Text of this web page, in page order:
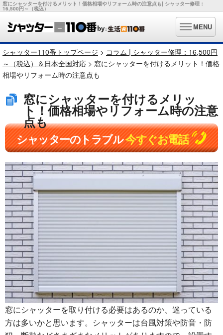
窓にシャッターを付けるメリット！価格相場やリフォーム時の注意点も| シャッター修理：
16,500円～（税込）
MENU
シャッター110番トップページ > コラム | シャッター修理：16,500円
～（税込）＆日本全国対応 > 窓にシャッターを付けるメリット！価格
相場やリフォーム時の注意点も
窓にシャッターを付けるメリッ
ト！価格相場やリフォーム時の注意
点も
シャッターのトラブル今すぐお電話
窓にシャッターを取り付ける必要はあるのか、迷っている
方は多いかと思います。シャッターは台風対策や防音・防